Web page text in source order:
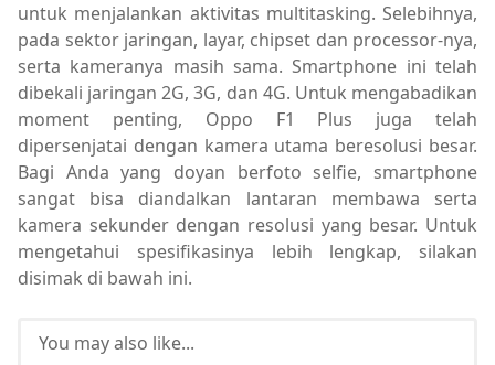
untuk menjalankan aktivitas multitasking. Selebihnya,
pada sektor jaringan, layar, chipset dan processor-nya,
serta kameranya masih sama. Smartphone ini telah
dibekali jaringan 2G, 3G, dan 4G. Untuk mengabadikan
moment penting, Oppo F1 Plus juga telah
dipersenjatai dengan kamera utama beresolusi besar.
Bagi Anda yang doyan berfoto selfie, smartphone
sangat bisa diandalkan lantaran membawa serta
kamera sekunder dengan resolusi yang besar. Untuk
mengetahui spesifikasinya lebih lengkap, silakan
disimak di bawah ini.
You may also like...